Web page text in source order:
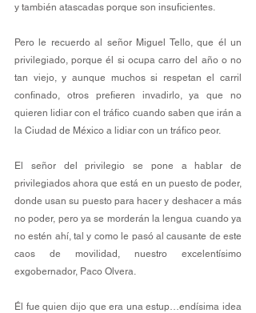
y también atascadas porque son insuficientes.
Pero le recuerdo al señor Miguel Tello, que él un
privilegiado, porque él si ocupa carro del año o no
tan viejo, y aunque muchos si respetan el carril
confinado, otros prefieren invadirlo, ya que no
quieren lidiar con el tráfico cuando saben que irán a
la Ciudad de México a lidiar con un tráfico peor.
El señor del privilegio se pone a hablar de
privilegiados ahora que está en un puesto de poder,
donde usan su puesto para hacer y deshacer a más
no poder, pero ya se morderán la lengua cuando ya
no estén ahí, tal y como le pasó al causante de este
caos de movilidad, nuestro excelentísimo
exgobernador, Paco Olvera.
Él fue quien dijo que era una estup…endísima idea